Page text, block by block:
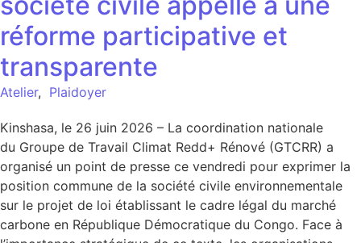
réforme participative et
transparente
Atelier, Plaidoyer
Kinshasa, le 26 juin 2026 – La coordination nationale
du Groupe de Travail Climat Redd+ Rénové (GTCRR) a
organisé un point de presse ce vendredi pour exprimer la
position commune de la société civile environnementale
sur le projet de loi établissant le cadre légal du marché
carbone en République Démocratique du Congo. Face à